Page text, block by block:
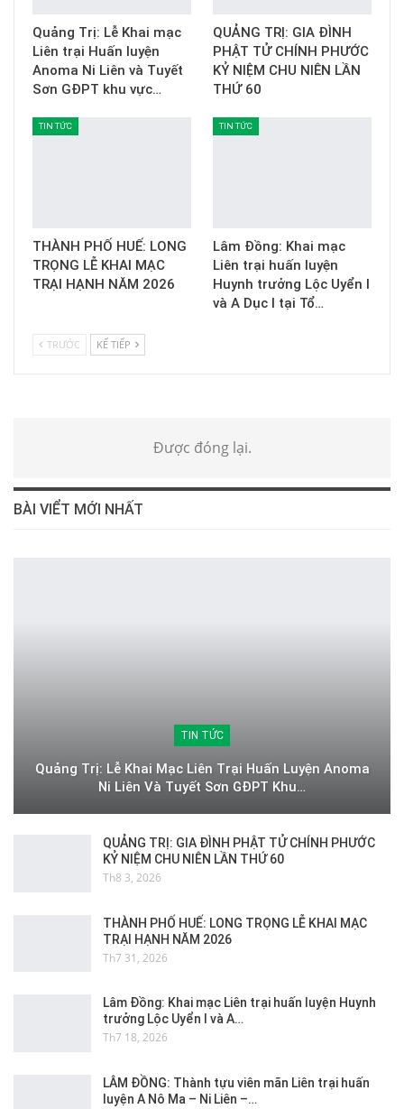
Quảng Trị: Lễ Khai mạc
Liên trại Huấn luyện
Anoma Ni Liên và Tuyết
Sơn GĐPT khu vực…
QUẢNG TRỊ: GIA ĐÌNH
PHẬT TỬ CHÍNH PHƯỚC
KỶ NIỆM CHU NIÊN LẦN
THỨ 60
TIN TỨC
THÀNH PHỐ HUẾ: LONG
TRỌNG LỄ KHAI MẠC
TRẠI HẠNH NĂM 2026
TIN TỨC
Lâm Đồng: Khai mạc
Liên trại huấn luyện
Huynh trưởng Lộc Uyển I
và A Dục I tại Tổ…
TRƯỚC KẾ TIẾP
Được đóng lại.
BÀI VIỂT MỚI NHẤT
TIN TỨC
Quảng Trị: Lễ Khai Mạc Liên Trại Huấn Luyện Anoma
Ni Liên Và Tuyết Sơn GĐPT Khu…
QUẢNG TRỊ: GIA ĐÌNH PHẬT TỬ CHÍNH PHƯỚC
KỶ NIỆM CHU NIÊN LẦN THỨ 60
Th8 3, 2026
THÀNH PHỐ HUẾ: LONG TRỌNG LỄ KHAI MẠC
TRẠI HẠNH NĂM 2026
Th7 31, 2026
Lâm Đồng: Khai mạc Liên trại huấn luyện Huynh
trưởng Lộc Uyển I và A…
Th7 18, 2026
LÂM ĐỒNG: Thành tựu viên mãn Liên trại huấn
luyện A Nô Ma – Ni Liên –…